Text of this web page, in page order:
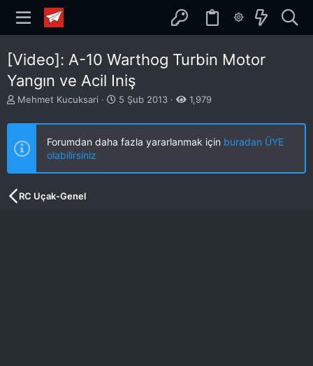
[Video]: A-10 Warthog Turbin Motor
Yangın ve Acil Iniş
K
n
u
u
b
a
Mehmet Kucuksari
B
ş
a
g
5 Şub 2013 1,979
Forumdan daha fazla yararlanmak için buradan ÜYE
olabilirsiniz
RC Uçak-Genel